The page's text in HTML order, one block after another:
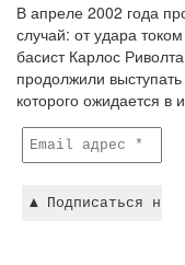
В апреле 2002 года
случай: от удара
басист Карлос
продолжили
которого ожидается в